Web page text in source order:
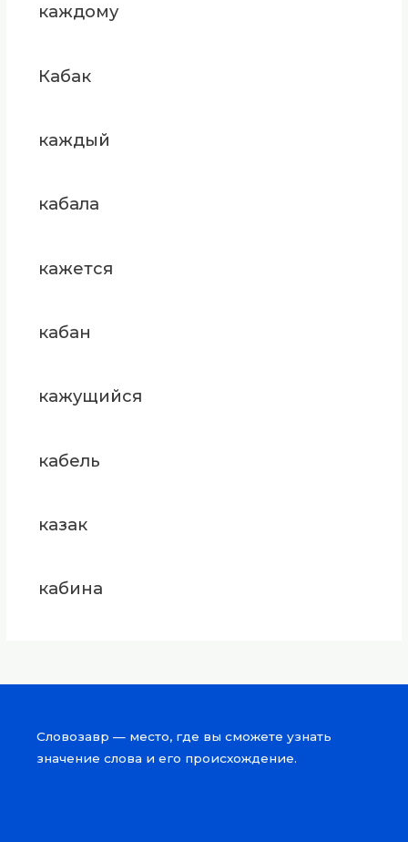
каждому
Кабак
каждый
кабала
кажется
кабан
кажущийся
кабель
казак
кабина
Словозавр — место, где вы сможете узнать
значение слова и его происхождение.